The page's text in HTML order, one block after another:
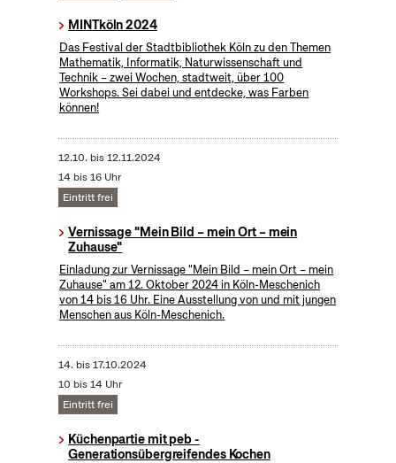
MINTköln 2024
Das Festival der Stadtbibliothek Köln zu den Themen
Mathematik, Informatik, Naturwissenschaft und
Technik – zwei Wochen, stadtweit, über 100
Workshops. Sei dabei und entdecke, was Farben
können!
12.10. bis12.11.2024
14 bis 16 Uhr
Eintritt frei
Vernissage "Mein Bild – mein Ort – mein
Zuhause"
Einladung zur Vernissage "Mein Bild – mein Ort – mein
Zuhause" am 12. Oktober 2024 in Köln-Meschenich
von 14 bis 16 Uhr. Eine Ausstellung von und mit jungen
Menschen aus Köln-Meschenich.
14. bis17.10.2024
10 bis 14 Uhr
Eintritt frei
Küchenpartie mit peb -
Generationsübergreifendes Kochen